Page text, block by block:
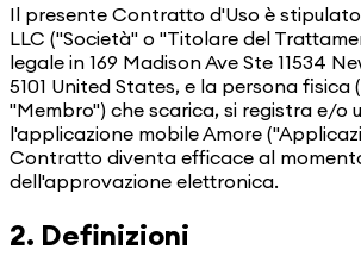
Il presente Contratto d'Uso è
LLC ("Società" o "Titolare del
legale in 169 Madison Ave Ste 11534
5101 United States, e la persona fisica
"Membro") che scarica, si registra e/o
l'applicazione mobile Amore
Contratto diventa efficace al
dell'approvazione elettronica.
2. Definizioni